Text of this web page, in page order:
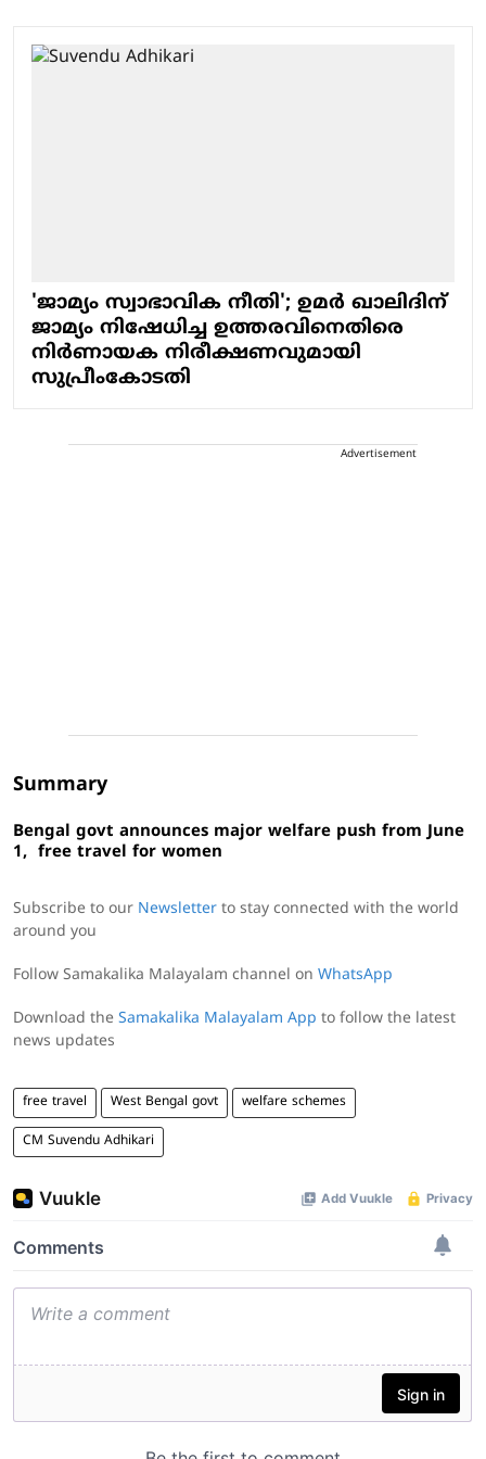
'ജാമ്യം സ്വാഭാവിക നീതി'; ഉമര്‍ ഖാലിദിന്
ജാമ്യം നിഷേധിച്ച ഉത്തരവിനെതിരെ
നിര്‍ണായക നിരീക്ഷണവുമായി
സുപ്രീംകോടതി
Advertisement
Summary
Bengal govt announces major welfare push from June
1, free travel for women
Subscribe to our Newsletter to stay connected with the world
around you
Follow Samakalika Malayalam channel on WhatsApp
Download the Samakalika Malayalam App to follow the latest
news updates
free travel West Bengal govt welfare schemes
CM Suvendu Adhikari